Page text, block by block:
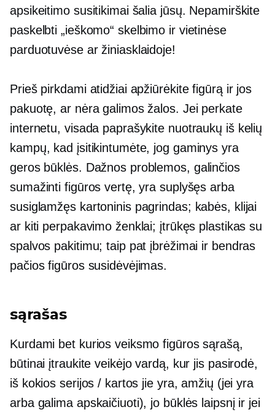
apsikeitimo susitikimai šalia jūsų. Nepamirškite
paskelbti „ieškomo“ skelbimo ir vietinėse
parduotuvėse ar žiniasklaidoje!
Prieš pirkdami atidžiai apžiūrėkite figūrą ir jos
pakuotę, ar nėra galimos žalos. Jei perkate
internetu, visada paprašykite nuotraukų iš kelių
kampų, kad įsitikintumėte, jog gaminys yra
geros būklės. Dažnos problemos, galinčios
sumažinti figūros vertę, yra suplyšęs arba
susiglamžęs kartoninis pagrindas; kabės, klijai
ar kiti perpakavimo ženklai; įtrūkęs plastikas su
spalvos pakitimu; taip pat įbrėžimai ir bendras
pačios figūros susidėvėjimas.
sąrašas
Kurdami bet kurios veiksmo figūros sąrašą,
būtinai įtraukite veikėjo vardą, kur jis pasirodė,
iš kokios serijos / kartos jie yra, amžių (jei yra
arba galima apskaičiuoti), jo būklės laipsnį ir jei